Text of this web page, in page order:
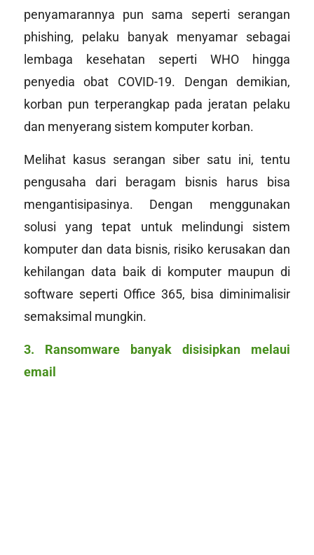
penyamarannya pun sama seperti serangan
phishing, pelaku banyak menyamar sebagai
lembaga kesehatan seperti WHO hingga
penyedia obat COVID-19. Dengan demikian,
korban pun terperangkap pada jeratan pelaku
dan menyerang sistem komputer korban.
Melihat kasus serangan siber satu ini, tentu
pengusaha dari beragam bisnis harus bisa
mengantisipasinya. Dengan menggunakan
solusi yang tepat untuk melindungi sistem
komputer dan data bisnis, risiko kerusakan dan
kehilangan data baik di komputer maupun di
software seperti Office 365, bisa diminimalisir
semaksimal mungkin.
3. Ransomware banyak disisipkan melaui
email